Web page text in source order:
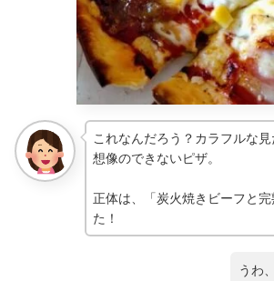
これなんだろう？カラフルな
想像のできないピザ。
正体は、「炭火焼きビーフと
た！
うわ